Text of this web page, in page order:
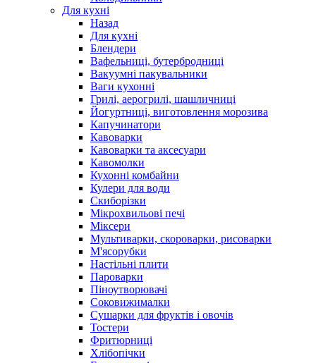
Для кухні
Назад
Для кухні
Блендери
Вафельниці, бутербродниці
Вакуумні пакувальники
Ваги кухонні
Грилі, аерогрилі, шашличниці
Йогуртниці, виготовлення морозива
Капучинатори
Кавоварки
Кавоварки та аксесуари
Кавомолки
Кухонні комбайни
Кулери для води
Скиборізки
Мікрохвильові печі
Міксери
Мультиварки, скороварки, рисоварки
М'ясорубки
Настільні плити
Пароварки
Піноутворювачі
Соковижималки
Сушарки для фруктів і овочів
Тостери
Фритюрниці
Хлібопічки